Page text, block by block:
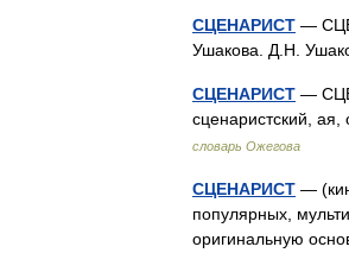
СЦЕНАРИСТ —
Ушакова. Д.Н.
СЦЕНАРИСТ —
сценаристский,
словарь Ожегова
СЦЕНАРИСТ —
популярных,
оригинальную